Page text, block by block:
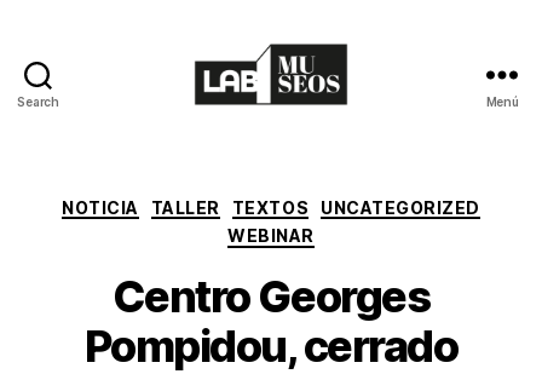
Search Menú
Categorías
NOTICIA TALLER TEXTOS
UNCATEGORIZED
WEBINAR
Centro Georges
Pompidou, cerrado